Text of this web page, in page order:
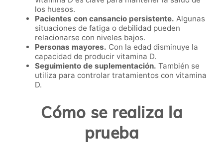
los huesos.
Pacientes con cansancio persistente. Algunas
situaciones de fatiga o debilidad pueden
relacionarse con niveles bajos.
Personas mayores. Con la edad disminuye la
capacidad de producir vitamina D.
Seguimiento de suplementación. También se
utiliza para controlar tratamientos con vitamina
D.
Cómo se realiza la
prueba